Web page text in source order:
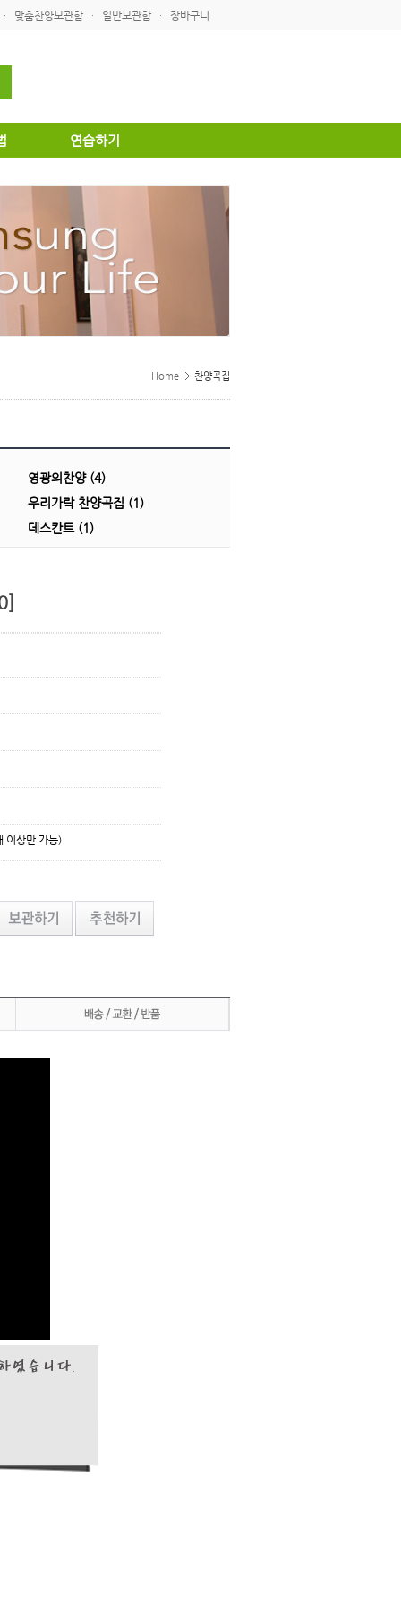
· 맞춤찬양보관함 · 일반보관함 · 장바구니
연습하기
Home 찬양곡집
영광의찬양 (4)
우리가락 찬양곡집 (1)
데스칸트 (1)
이상만 가능)